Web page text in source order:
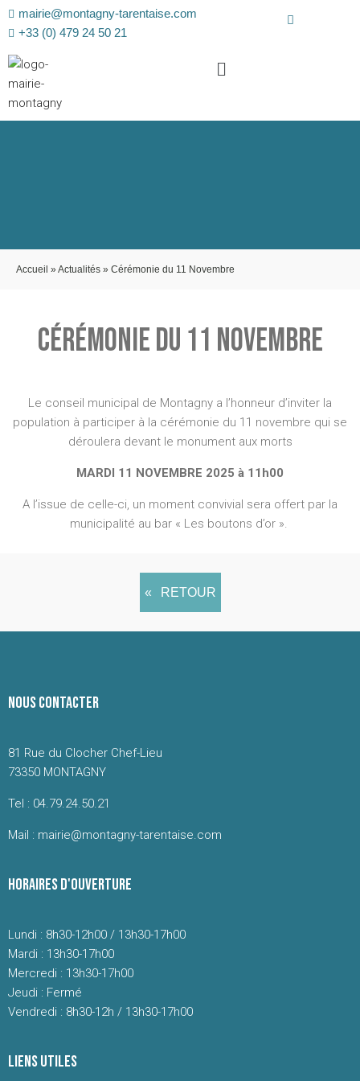
mairie@montagny-tarentaise.com
+33 (0) 479 24 50 21
Accueil »Actualités » Cérémonie du 11 Novembre
CÉRÉMONIE DU 11 NOVEMBRE
Le conseil municipal de Montagny a l’honneur d’inviter la
population à participer à la cérémonie du 11 novembre qui se
déroulera devant le monument aux morts
MARDI 11 NOVEMBRE 2025 à 11h00
A l’issue de celle-ci, un moment convivial sera offert par la
municipalité au bar « Les boutons d’or ».
RETOUR
NOUS CONTACTER
81 Rue du Clocher Chef-Lieu
73350 MONTAGNY
Tel : 04.79.24.50.21
Mail : mairie@montagny-tarentaise.com
HORAIRES D'OUVERTURE
Lundi : 8h30-12h00 / 13h30-17h00
Mardi : 13h30-17h00
Mercredi : 13h30-17h00
Jeudi : Fermé
Vendredi : 8h30-12h / 13h30-17h00
LIENS UTILES